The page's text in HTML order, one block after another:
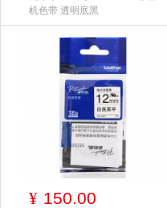
机色带 透明底黑
¥ 150.00